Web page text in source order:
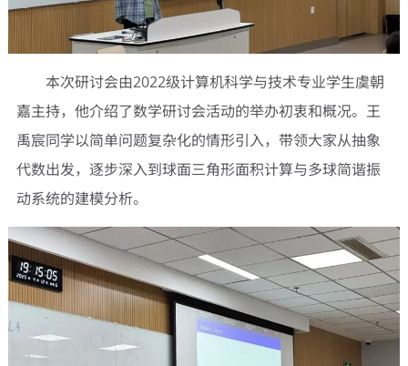
本次研讨会由2022级计算机科学与技术专业学生虞朝
嘉主持，他介绍了数学研讨会活动的举办初衷和概况。王
禹宸同学以简单问题复杂化的情形引入，带领大家从抽象
代数出发，逐步深入到球面三角形面积计算与多球简谐振
动系统的建模分析。